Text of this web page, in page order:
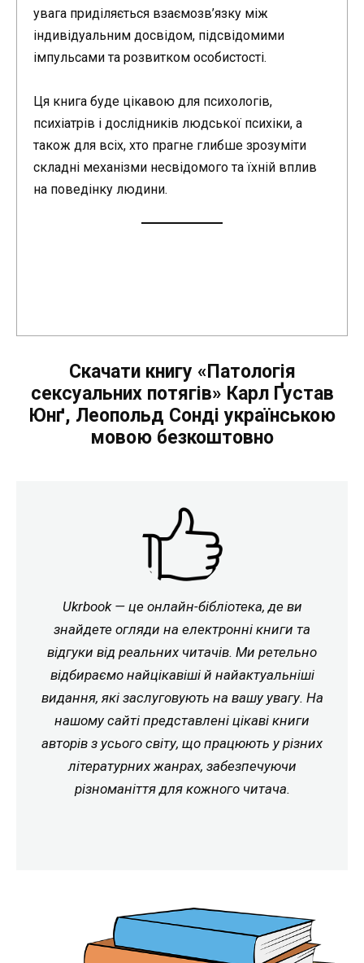
увага приділяється взаємозв’язку між
індивідуальним досвідом, підсвідомими
імпульсами та розвитком особистості.
Ця книга буде цікавою для психологів,
психіатрів і дослідників людської психіки, а
також для всіх, хто прагне глибше зрозуміти
складні механізми несвідомого та їхній вплив
на поведінку людини.
Скачати книгу «Патологія
сексуальних потягів» Карл Ґустав
Юнґ, Леопольд Сонді українською
мовою безкоштовно
Ukrbook — це онлайн-бібліотека, де ви
знайдете огляди на електронні книги та
відгуки від реальних читачів. Ми ретельно
відбираємо найцікавіші й найактуальніші
видання, які заслуговують на вашу увагу. На
нашому сайті представлені цікаві книги
авторів з усього світу, що працюють у різних
літературних жанрах, забезпечуючи
різноманіття для кожного читача.